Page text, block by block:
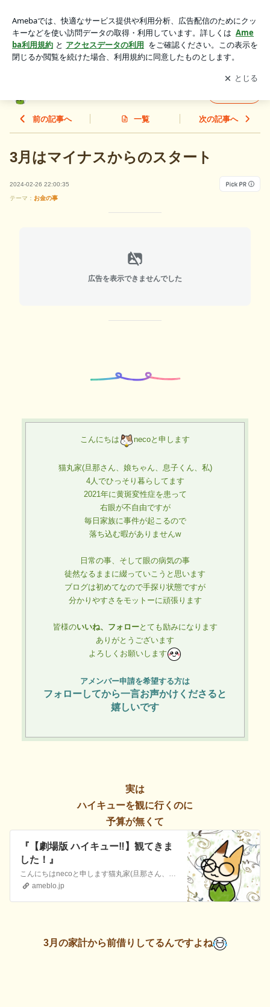
アプリをダウンロードして ブログの更新通知
を受け取りまし
ょう。
開く
前の記事へ 一覧 次の記事へ
3月はマイナスからのスタート
2024-02-26 22:00:35
テーマ： お金の事
広告を表示できませんでした
こんにちは necoと申します
猫丸家(旦那さん、娘ちゃん、息子くん、私)
4人でひっそり暮らしてます
2021年に黄斑変性症を患って
右眼が不自由ですが
毎日家族に事件が起こるので
落ち込む暇がありませんw
日常の事、そして眼の病気の事
徒然なるままに綴っていこうと思います
ブログは初めてなので手探り状態ですが
分かりやすさをモットーに頑張ります
皆様のいいね、フォローとても励みになります
ありがとう ございます
よろしくお願いします
アメンバー申請を希望する方は
フォローしてから一言お声かけくださると
嬉しいです
実は
ハイキューを観に行くのに
予算が無くて
『【劇場版 ハイキュー‼︎】観てきま
した！』
こんにちはnecoと申します猫丸家(旦那さん、娘ちゃん、息子くん、私)4人でひっそり暮らしてます2021年に黄斑変性症を患って右眼が不自由ですが毎日家族に事件…
ameblo.jp
3月の家計から前借りしてるんですよね